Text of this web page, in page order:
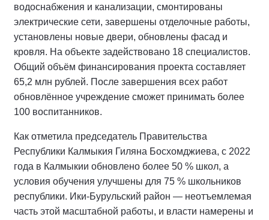
водоснабжения и канализации, смонтированы
электрические сети, завершены отделочные работы,
установлены новые двери, обновлены фасад и
кровля. На объекте задействовано 18 специалистов.
Общий объём финансирования проекта составляет
65,2 млн рублей. После завершения всех работ
обновлённое учреждение сможет принимать более
100 воспитанников.
Как отметила председатель Правительства
Республики Калмыкия Гиляна Босхомджиева, с 2022
года в Калмыкии обновлено более 50 % школ, а
условия обучения улучшены для 75 % школьников
республики. Ики‑Бурульский район — неотъемлемая
часть этой масштабной работы, и власти намерены и